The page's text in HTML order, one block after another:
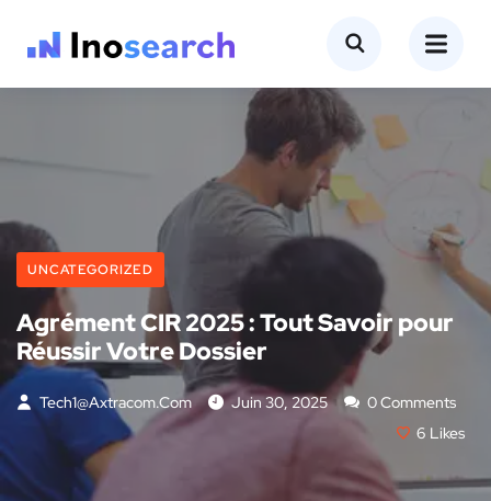
UNCATEGORIZED
Agrément CIR 2025 : Tout Savoir pour
Réussir Votre Dossier
Tech1@axtracom.com Juin 30, 2025
0 Comments
6 Likes